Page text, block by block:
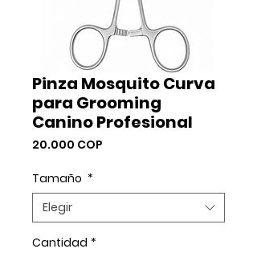
Pinza Mosquito Curva
para Grooming
Canino Profesional
20.000 COP
Tamaño *
Elegir
Cantidad *